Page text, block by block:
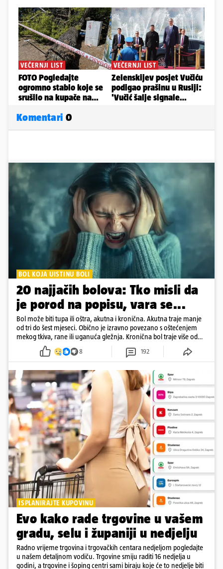
Komentari 0
BOL KOJA UISTINU BOLI
20 najjačih bolova: Tko misli da
je porod na popisu, vara se...
Bol može biti tupa ili oštra, akutna i kronična. Akutna traje manje
od tri do šest mjeseci. Obično je izravno povezano s oštećenjem
mekog tkiva, rane ili uganuća gležnja. Kronična bol traje više od
šest mjeseci
8 192
ISPLANIRAJTE KUPOVINU
Evo kako rade trgovine u vašem
gradu, selu i županiji u nedjelju
Radno vrijeme trgovina i trgovačkih centara nedjeljom pogledajte
u našem detaljnom vodiču. Trgovine smiju raditi 16 nedjelja u
godini, a trgovine i šoping centri sami biraju koje će to nedjelje biti